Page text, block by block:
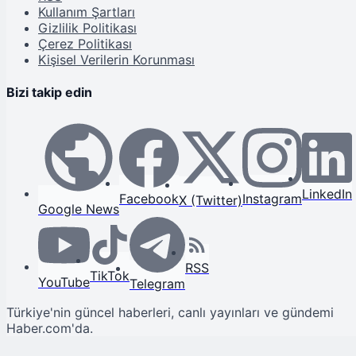
Kullanım Şartları
Gizlilik Politikası
Çerez Politikası
Kişisel Verilerin Korunması
Bizi takip edin
Google News
FacebookX (Twitter)InstagramLinkedIn
YouTubeTikTokTelegram
RSS
Türkiye'nin güncel haberleri, canlı yayınları ve gündemi
Haber.com'da.